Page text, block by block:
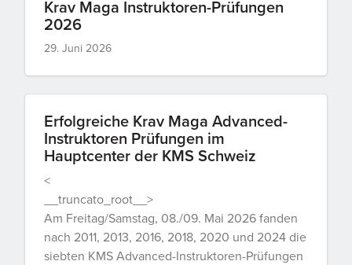
Krav Maga Instruktoren-Prüfungen
2026
29. Juni 2026
Erfolgreiche Krav Maga Advanced-
Instruktoren Prüfungen im
Hauptcenter der KMS Schweiz
<
__truncato_root__>
Am Freitag/Samstag, 08./09. Mai 2026 fanden
nach 2011, 2013, 2016, 2018, 2020 und 2024 die
siebten KMS Advanced-Instruktoren-Prüfungen